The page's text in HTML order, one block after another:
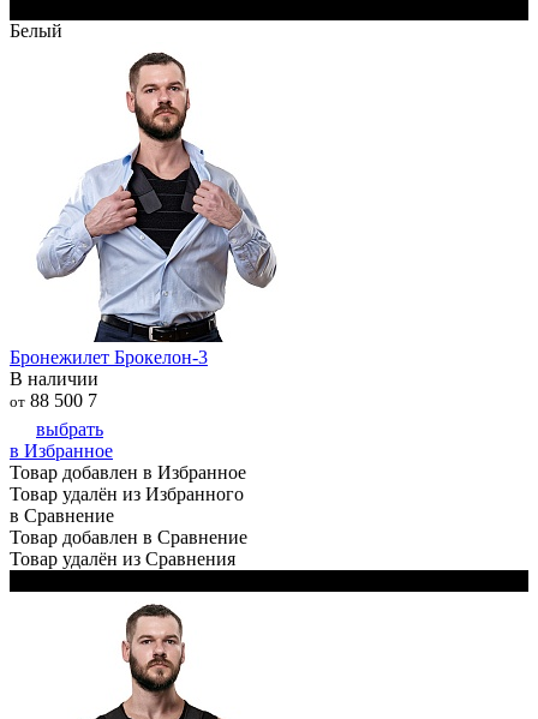
Белый
Бронежилет Брокелон-3
В наличии
от 88 500 7
выбрать
в Избранное
Товар добавлен в Избранное
Товар удалён из Избранного
в Сравнение
Товар добавлен в Сравнение
Товар удалён из Сравнения